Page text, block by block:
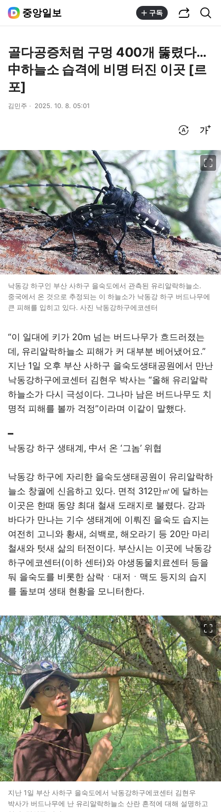
중앙일보 구독
골다공증처럼 구멍 400개 뚫렸다…
中하늘소 습격에 비명 터진 이곳 [르
포]
김민주 2025. 10. 8. 05:01
낙동강 하구인 부산 사하구 을숙도에서 관측된 유리알락하늘소.
중국에서 온 것으로 추정되는 이 하늘소가 낙동강 하구 버드나무에
큰 피해를 입히고 있다. 사진 낙동강하구에코센터
“이 일대에 키가 20m 넘는 버드나무가 흐드러졌는
데, 유리알락하늘소 피해가 커 대부분 베어냈어요.”
지난 1일 오후 부산 사하구 을숙도생태공원에서 만난
낙동강하구에코센터 김현우 박사는 “올해 유리알락
하늘소가 다시 극성이다. 그나마 남은 버드나무도 치
명적 피해를 볼까 걱정”이라며 이같이 말했다.
━
낙동강 하구 생태계, 中서 온 ‘그놈’ 위협
낙동강 하구에 자리한 을숙도생태공원이 유리알락하
늘소 창궐에 신음하고 있다. 면적 312만㎡에 달하는
이곳은 한때 동양 최대 철새 도래지로 불렸다. 강과
바다가 만나는 기수 생태계에 이뤄진 을숙도 습지는
여전히 고니와 황새, 쇠백로, 해오라기 등 20만 마리
철새와 텃새 삶의 터전이다. 부산시는 이곳에 낙동강
하구에코센터(이하 센터)와 야생동물치료센터 등을
둬 을숙도를 비롯한 삼락ㆍ대저ㆍ맥도 등지의 습지
를 돌보며 생태 현황을 모니터한다.
지난 1일 부산 사하구 을숙도에서 낙동강하구에코센터 김현우
박사가 버드나무에 난 유리알락하늘소 산란 흔적에 대해 설명하고